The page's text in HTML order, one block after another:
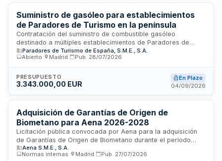
ejecución y las condiciones particulares de entrega del
servicio de gas en los distintos puntos de consumo del
campus universitario.
Suministro de gasóleo para establecimientos
de Paradores de Turismo en la península
Contratación del suministro de combustible gasóleo
destinado a múltiples establecimientos de Paradores de
Turismo de España localizados en la península. El contrato
incluye la entrega de combustible con posibilidad de
vigencia. Se busca un proveedor con solvencia económica y
financiera demostrada para garantizar el abastecimiento
cadena estatal.
Paradores de Turismo de España, S.M.E., S.A.
Abierto
Madrid Pub. 28/07/2026
PRESUPUESTO
3.343.000,00 EUR
En Plazo
04/09/2026
Adquisición de Garantías de Origen de
Biometano para Aena 2026-2028
Licitación pública convocada por Aena para la adquisición
de Garantías de Origen de Biometano durante el período
2026-2028. El contrato tiene un valor estimado de más de
diez millones de euros y busca proveer a la empresa
Aena S.M.E., S.A.
Normas internas
Madrid Pub. 27/07/2026